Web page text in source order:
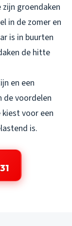
groendaken
in de zomer en
is in buurten
de hitte
en een
de voordelen
voor een
is.